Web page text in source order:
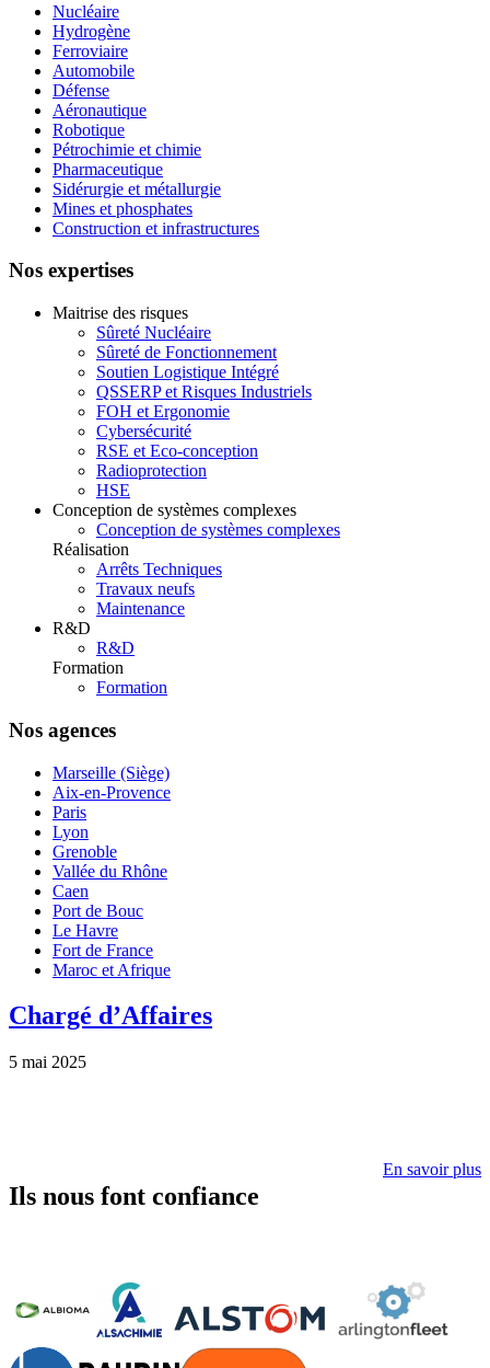
Nucléaire
Hydrogène
Ferroviaire
Automobile
Défense
Aéronautique
Robotique
Pétrochimie et chimie
Pharmaceutique
Sidérurgie et métallurgie
Mines et phosphates
Construction et infrastructures
Nos expertises
Maitrise des risques
Sûreté Nucléaire
Sûreté de Fonctionnement
Soutien Logistique Intégré
QSSERP et Risques Industriels
FOH et Ergonomie
Cybersécurité
RSE et Eco-conception
Radioprotection
HSE
Conception de systèmes complexes
Conception de systèmes complexes
Réalisation
Arrêts Techniques
Travaux neufs
Maintenance
R&D
R&D
Formation
Formation
Nos agences
Marseille (Siège)
Aix-en-Provence
Paris
Lyon
Grenoble
Vallée du Rhône
Caen
Port de Bouc
Le Havre
Fort de France
Maroc et Afrique
Chargé d’Affaires
5 mai 2025
Ils nous font confiance
En savoir plus